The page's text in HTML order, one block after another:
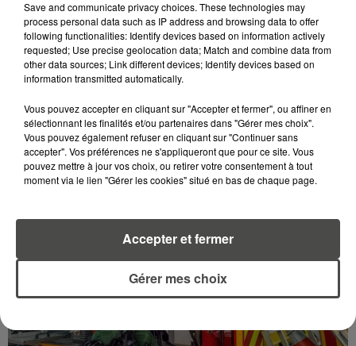
9 juin 2026
MONUMENT HISTORIQUE VIVANT
Le 10 juin 1896, les chantiers Dubigeon lançaient à
Nantes le « Belem ». 130 ans plus tard, ce trois-mâts
à coque d'acier est le dernier grand voilier de sa...
Save and communicate privacy choices. These technologies may
process personal data such as IP address and browsing data to offer
following functionalities: Identify devices based on information actively
requested; Use precise geolocation data; Match and combine data from
other data sources; Link different devices; Identify devices based on
information transmitted automatically.
Vous pouvez accepter en cliquant sur "Accepter et fermer", ou affiner en
sélectionnant les finalités et/ou partenaires dans "Gérer mes choix".
Vous pouvez également refuser en cliquant sur "Continuer sans
accepter". Vos préférences ne s'appliqueront que pour ce site. Vous
pouvez mettre à jour vos choix, ou retirer votre consentement à tout
moment via le lien "Gérer les cookies" situé en bas de chaque page.
Gérer mes choix
Accepter et fermer